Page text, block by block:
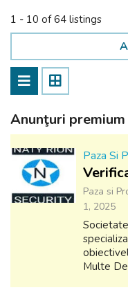
1 - 10 of 64 listings
Anunţuri premium
Paza Si
Paza si
1, 2025
Multe